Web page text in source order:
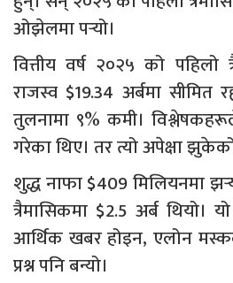
ओझेलमा पर्‍यो।
वित्तीय वर्ष २०२५ को पहिलो
राजस्व $19.34 अर्बमा सीमित
तुलनामा ९% कमी।
गरेका थिए। तर त्यो अपेक्षा
शुद्ध नाफा $409 मिलियनमा
त्रैमासिकमा $2.5 अर्ब थियो।
आर्थिक खबर होइन, एलोन
प्रश्न पनि बन्यो।